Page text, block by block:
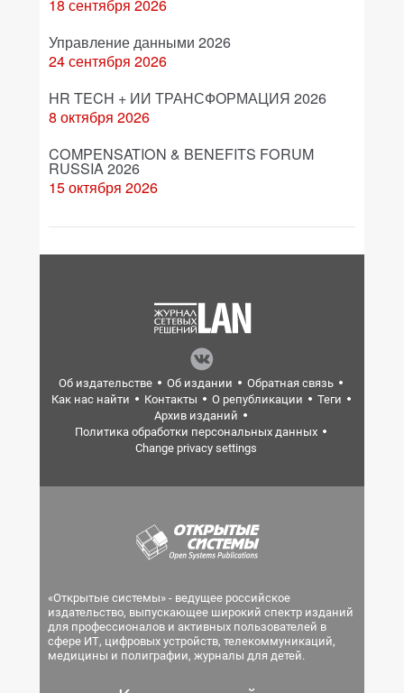
18 сентября 2026
Управление данными 2026
24 сентября 2026
HR TECH + ИИ ТРАНСФОРМАЦИЯ 2026
8 октября 2026
COMPENSATION & BENEFITS FORUM
RUSSIA 2026
15 октября 2026
Об издательстве Об издании
Обратная связь
Как нас найти
Контакты О републикации
Теги
Архив изданий
Политика обработки персональных данных
Change privacy settings
«Открытые системы» - ведущее российское
издательство, выпускающее широкий спектр изданий
для профессионалов и активных пользователей в
сфере ИТ, цифровых устройств, телекоммуникаций,
медицины и полиграфии, журналы для детей.